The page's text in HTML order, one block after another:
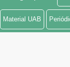
Ministério de Minas e
Material UAB